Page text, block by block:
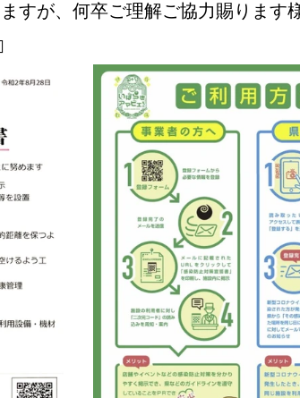
すが、何卒ご理解ご協力賜ります